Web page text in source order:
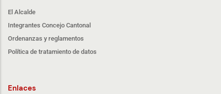
El Alcalde
Integrantes Concejo Cantonal
Ordenanzas y reglamentos
Política de tratamiento de datos
Enlaces